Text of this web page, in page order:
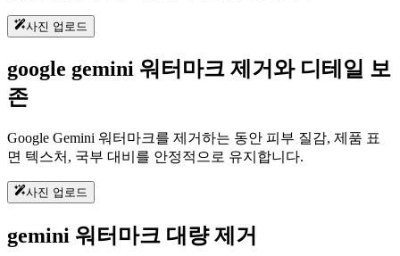
사진 업로드
google gemini 워터마크 제거와 디테일 보
존
Google Gemini 워터마크를 제거하는 동안 피부 질감, 제품 표
면 텍스처, 국부 대비를 안정적으로 유지합니다.
사진 업로드
gemini 워터마크 대량 제거